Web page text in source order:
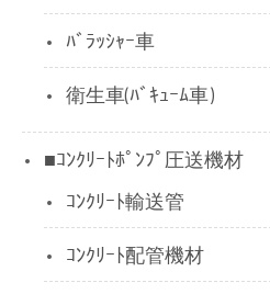
ﾊﾞﾗｯｼｬｰ車
衛生車(ﾊﾞｷｭｰﾑ車)
■ｺﾝｸﾘｰﾄﾎﾟﾝﾌﾟ圧送機材
ｺﾝｸﾘｰﾄ輸送管
ｺﾝｸﾘｰﾄ配管機材